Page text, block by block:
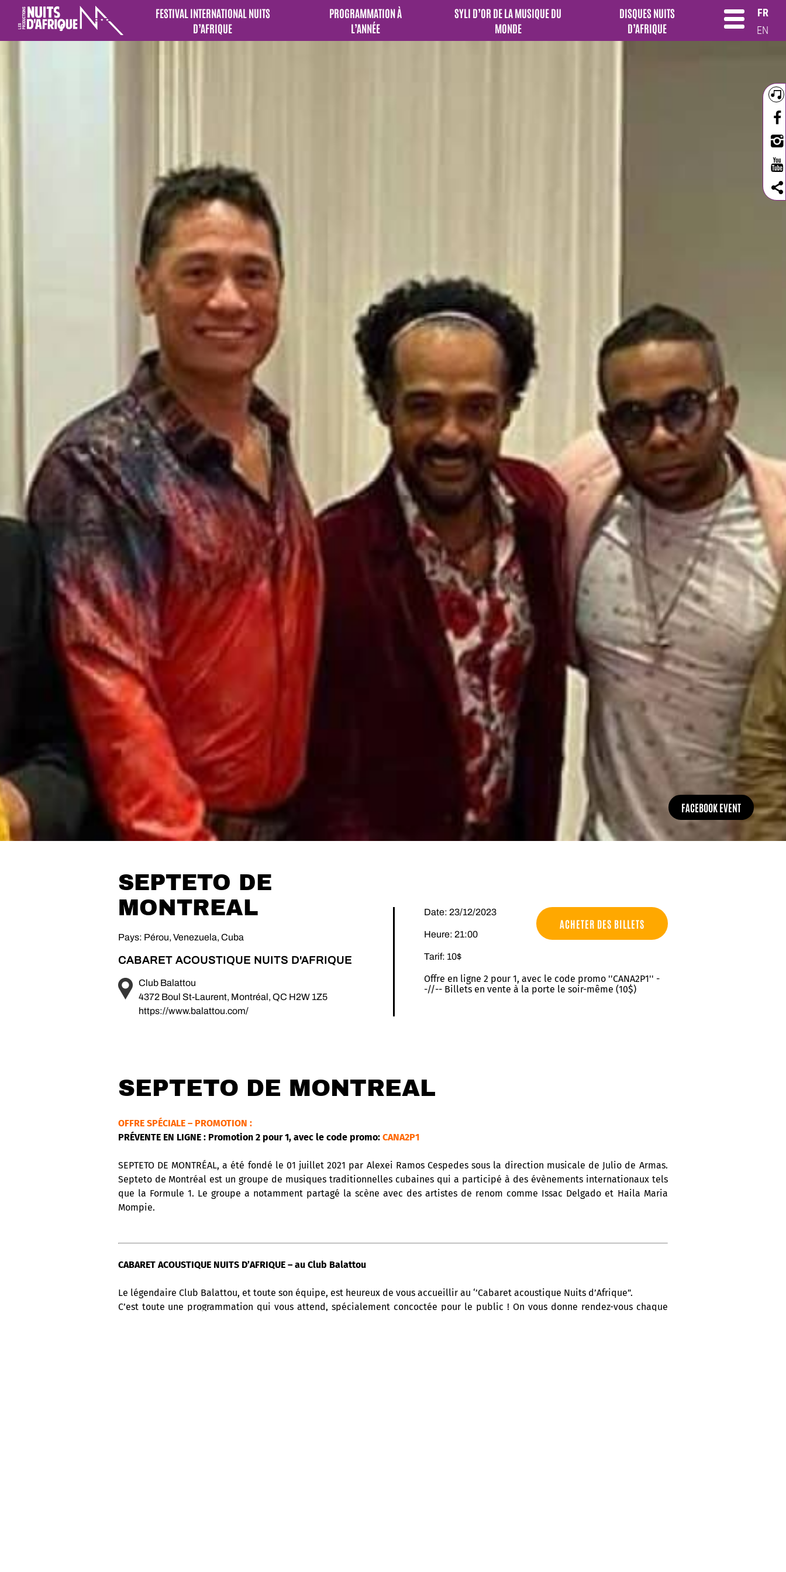
FESTIVAL INTERNATIONAL NUITS
D’AFRIQUE
PROGRAMMATION À
L’ANNÉE
SYLI D’OR DE LA MUSIQUE DU
MONDE
DISQUES NUITS
D’AFRIQUE
FR
EN
FACEBOOK EVENT
SEPTETO DE
MONTREAL
Pays: Pérou, Venezuela, Cuba
CABARET ACOUSTIQUE NUITS D'AFRIQUE
Club Balattou
4372 Boul St-Laurent, Montréal, QC H2W 1Z5
https://www.balattou.com/
Date: 23/12/2023
Heure: 21:00
Tarif: 10$
Offre en ligne 2 pour 1, avec le code promo ''CANA2P1'' -
-//-- Billets en vente à la porte le soir-même (10$)
ACHETER DES BILLETS
SEPTETO DE MONTREAL
OFFRE SPÉCIALE – PROMOTION :
PRÉVENTE EN LIGNE : Promotion 2 pour 1, avec le code promo: CANA2P1
SEPTETO DE MONTRÉAL, a été fondé le 01 juillet 2021 par Alexei Ramos Cespedes sous la direction musicale de Julio de Armas.
Septeto de Montréal est un groupe de musiques traditionnelles cubaines qui a participé à des évènements internationaux tels
que la Formule 1. Le groupe a notamment partagé la scène avec des artistes de renom comme Issac Delgado et Haila Maria
Mompie.
CABARET ACOUSTIQUE NUITS D’AFRIQUE – au Club Balattou
Le légendaire Club Balattou, et toute son équipe, est heureux de vous accueillir au ‘’Cabaret acoustique Nuits d’Afrique”.
C’est toute une programmation qui vous attend, spécialement concoctée pour le public ! On vous donne rendez-vous chaque